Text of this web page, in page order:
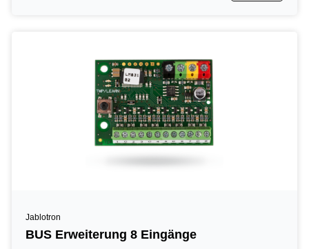
Jablotron
BUS Erweiterung 8 Eingänge